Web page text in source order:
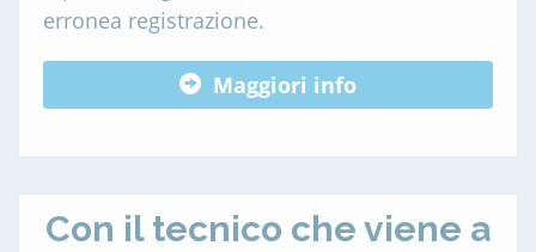
erronea registrazione.
Maggiori info
Con il tecnico che viene a